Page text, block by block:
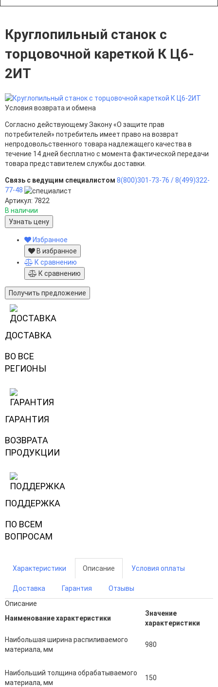
Круглопильный станок с
торцовочной кареткой К Ц6-
2ИТ
Условия возврата и обмена
Согласно действующему Закону «О защите прав
потребителей» потребитель имеет право на возврат
непродовольственного товара надлежащего качества в
течение 14 дней бесплатно с момента фактической передачи
товара представителем службы доставки.
Связь с ведущим специалистом 8(800)301-73-76 /8(499)322-
77-48
Артикул: 7822
В наличии
Узнать цену
Избранное
В избранное
К сравнению
К сравнению
Получить предложение
ДОСТАВКА
ВО ВСЕ
РЕГИОНЫ
ГАРАНТИЯ
ВОЗВРАТА
ПРОДУКЦИИ
ПОДДЕРЖКА
ПО ВСЕМ
ВОПРОСАМ
Характеристики Описание Условия оплаты
Доставка Гарантия
Отзывы
Описание
Наименование характеристики
Значение
характеристики
Наибольшая ширина распиливаемого
материала, мм
980
Наибольший толщина обрабатываемого
материала, мм
150